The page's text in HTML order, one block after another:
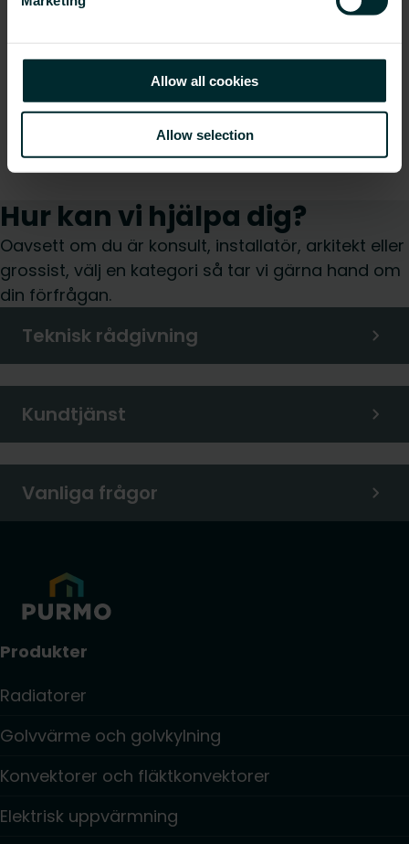
Allow all cookies
Allow selection
Hur kan vi hjälpa dig?
Oavsett om du är konsult, installatör, arkitekt eller
grossist, välj en kategori så tar vi gärna hand om
din förfrågan.
Teknisk rådgivning
Kundtjänst
Vanliga frågor
Produkter
Radiatorer
Golvvärme och golvkylning
Konvektorer och fläktkonvektorer
Elektrisk uppvärmning